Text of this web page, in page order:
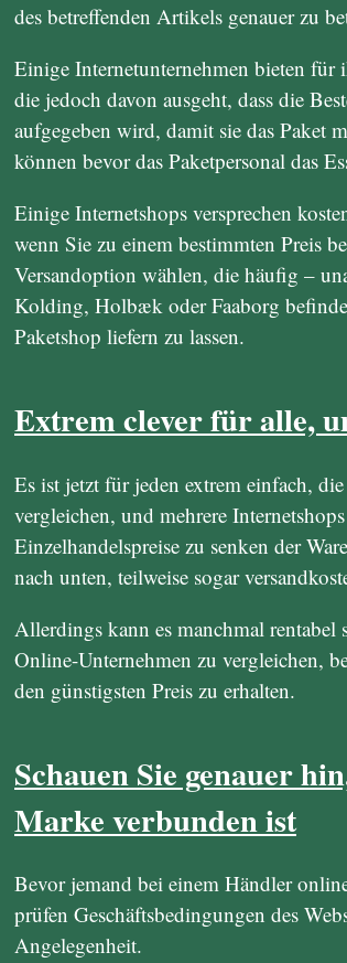
des betreffenden Artikels genauer zu
Einige Internetunternehmen bieten für
die jedoch davon ausgeht, dass die
aufgegeben wird, damit sie das Paket
können bevor das Paketpersonal das
Einige Internetshops versprechen
wenn Sie zu einem bestimmten Preis
Versandoption wählen, die häufig –
Kolding, Holbæk oder Faaborg
Paketshop liefern zu lassen.
Extrem clever für alle,
Es ist jetzt für jeden extrem einfach,
vergleichen, und mehrere
Einzelhandelspreise zu senken der
nach unten, teilweise sogar
Allerdings kann es manchmal rentabel
Online-Unternehmen zu vergleichen,
den günstigsten Preis zu erhalten.
Schauen Sie genauer
Marke verbunden ist
Bevor jemand bei einem Händler
prüfen Geschäftsbedingungen des
Angelegenheit.